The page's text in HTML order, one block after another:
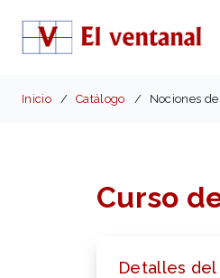
Inicio Catálogo Nociones de
Curso
Detalles del